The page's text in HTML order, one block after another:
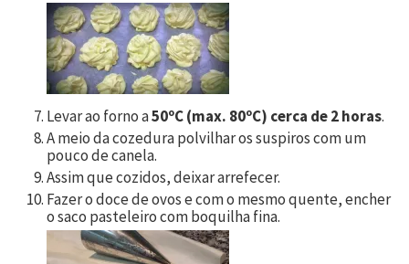
Levar ao forno a50ºC (max. 80ºC) cerca de 2 horas.
A meio da cozedura polvilhar os suspiros com um
pouco de canela.
Assim que cozidos, deixar arrefecer.
Fazer o doce de ovos e com o mesmo quente, encher
o saco pasteleiro com boquilha fina.